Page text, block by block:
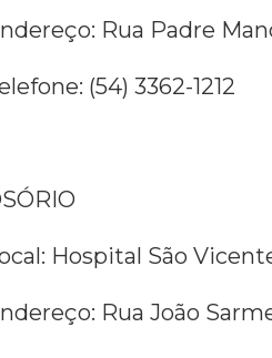
Rua Padre
(54) 3362-1212
Hospital São
Rua João